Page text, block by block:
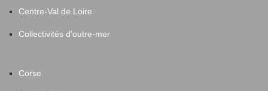
Centre-Val de Loire
Collectivités d'outre-mer
Corse